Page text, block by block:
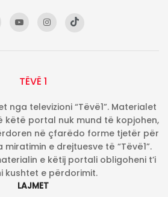
TËVË 1
nga televizioni “Tëvë1”. Materialet
këtë portal nuk mund të kopjohen,
në çfarëdo forme tjetër për
e drejtuesve të “Tëvë1”.
e këtij portali obligoheni t’i
kushtet e përdorimit.
LAJMET